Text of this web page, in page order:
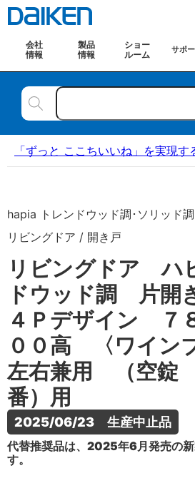
会社
情報
製品
情報
ショー
ルーム
サポ
「ずっと ここちいいね」を実現
hapia トレンドウッド調･ソリッド
リビングドア / 開き戸
リビングドア ハ
ドウッド調 片
４Ｐデザイン ７
００高 〈ワイン
左右兼用 （空錠
番）用
2025/06/23　生産中止品
代替推奨品は、2025年6月発売の
す。